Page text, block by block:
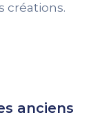
créations.
anciens